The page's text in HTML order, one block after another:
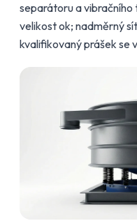
separátoru a
velikost ok; nadměrný
kvalifikovaný prášek se